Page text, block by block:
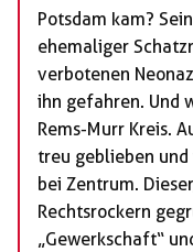
Potsdam kam?
ehemaliger
verbotenen
ihn gefahren. Und
Rems-Murr Kreis.
treu geblieben und
bei Zentrum.
Rechtsrockern
„Gewerkschaft“